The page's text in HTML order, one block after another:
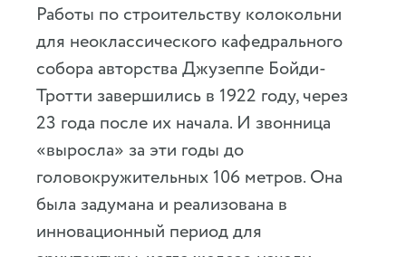
Работы по строительству колокольни
для неоклассического кафедрального
собора авторства Джузеппе Бойди-
Тротти завершились в 1922 году, через
23 года после их начала. И звонница
«выросла» за эти годы до
головокружительных 106 метров. Она
была задумана и реализована в
инновационный период для